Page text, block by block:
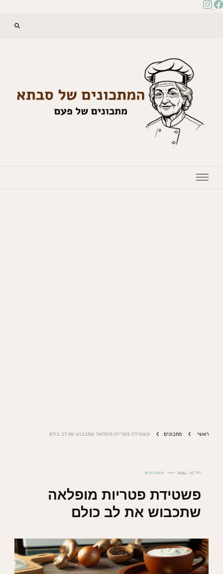
ראשי מתכונים פשטידת פטריות מופלאה שתכבוש את לב כולם
יולי 15, 2024 מתכונים
פשטידת פטריות מופלאה
שתכבוש את לב כולם